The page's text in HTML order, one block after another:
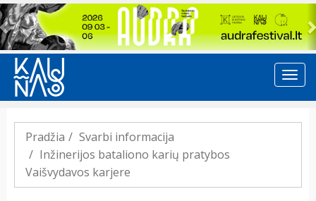
Previous
Pradžia
Svarbi informacija
Inžinerijos bataliono karių pratybos
Vaišvydavos karjere